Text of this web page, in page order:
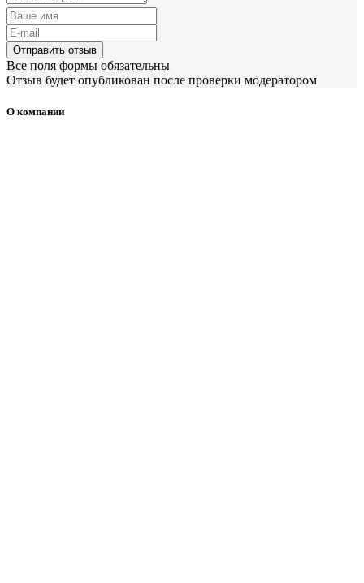
Отправить отзыв
Все поля формы обязательны
Отзыв будет опубликован после проверки модератором
О компании